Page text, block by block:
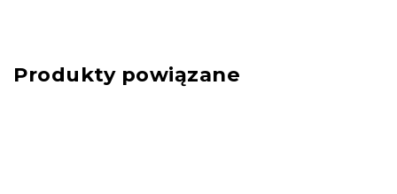
Produkty powiązane